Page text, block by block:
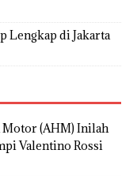
Lengkap di Jakarta
Motor (AHM) Inilah
Valentino Rossi